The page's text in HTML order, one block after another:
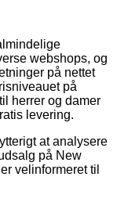
webshops, og
på nettet
på
herrer og damer
levering.
at analysere
på New
velinformeret til